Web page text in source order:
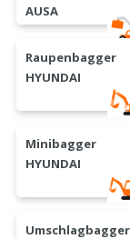
AUSA
Raupenbagger
HYUNDAI
Minibagger
HYUNDAI
Umschlagbagger